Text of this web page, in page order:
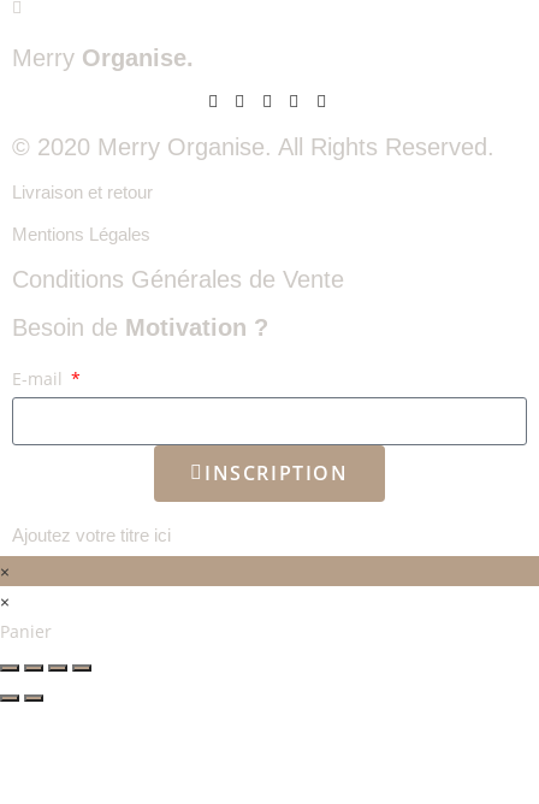
Merry Organise.
© 2020 Merry Organise. All Rights Reserved.
Livraison et retour
Mentions Légales
Conditions Générales de Vente
Besoin de Motivation ?
E-mail
INSCRIPTION
Ajoutez votre titre ici
×
×
Panier